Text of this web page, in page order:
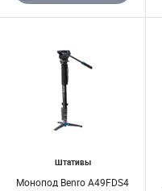
Штативы
Монопод Benro A49FDS4